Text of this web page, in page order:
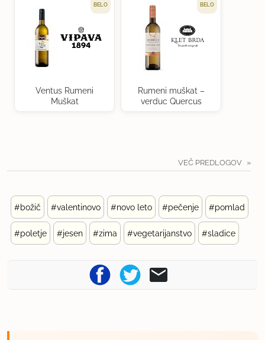
BELO
Ventus Rumeni
Muškat
BELO
Rumeni muškat –
verduc Quercus
VEČ PREDLOGOV
#božič #valentinovo #novo leto #pečenje #pomlad
#poletje #jesen #zima #vegetarijanstvo #sladice